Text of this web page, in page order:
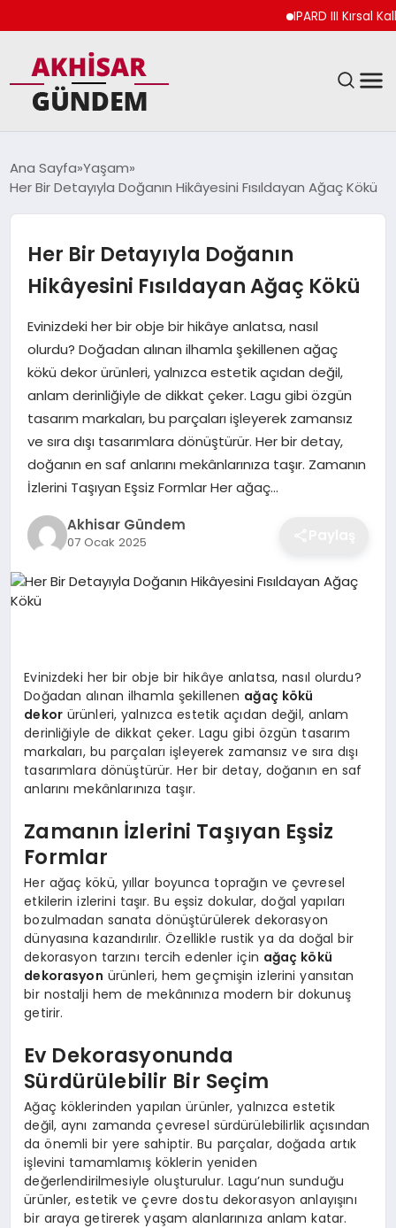
IPARD III Kırsal
EKONOMI
SPOR
TEKNOLOJI
YAŞAM
Ana Sayfa Yaşam
Her Bir Detayıyla Doğanın Hikâyesini Fısıldayan Ağaç Kökü
Her Bir Detayıyla Doğanın
Hikâyesini Fısıldayan Ağaç Kökü
Evinizdeki her bir obje bir hikâye anlatsa, nasıl
olurdu? Doğadan alınan ilhamla şekillenen ağaç
kökü dekor ürünleri, yalnızca estetik açıdan değil,
anlam derinliğiyle de dikkat çeker. Lagu gibi özgün
tasarım markaları, bu parçaları işleyerek zamansız
ve sıra dışı tasarımlara dönüştürür. Her bir detay,
doğanın en saf anlarını mekânlarınıza taşır. Zamanın
İzlerini Taşıyan Eşsiz Formlar Her ağaç…
Akhisar Gündem
07 Ocak 2025
Evinizdeki her bir obje bir hikâye anlatsa, nasıl olurdu?
Doğadan alınan ilhamla şekillenen ağaç kökü
dekorürünleri, yalnızca estetik açıdan değil, anlam
derinliğiyle de dikkat çeker. Lagu gibi özgün tasarım
markaları, bu parçaları işleyerek zamansız ve sıra dışı
tasarımlara dönüştürür. Her bir detay, doğanın en saf
anlarını mekânlarınıza taşır.
Zamanın İzlerini Taşıyan Eşsiz
Formlar
Her ağaç kökü, yıllar boyunca toprağın ve çevresel
etkilerin izlerini taşır. Bu eşsiz dokular, doğal yapıları
bozulmadan sanata dönüştürülerek dekorasyon
dünyasına kazandırılır. Özellikle rustik ya da doğal bir
dekorasyon tarzını tercih edenler için ağaç kökü
dekorasyon ürünleri, hem geçmişin izlerini yansıtan
bir nostalji hem de mekânınıza modern bir dokunuş
getirir.
Ev Dekorasyonunda
Sürdürülebilir Bir Seçim
Ağaç köklerinden yapılan ürünler, yalnızca estetik
değil, aynı zamanda çevresel sürdürülebilirlik açısından
da önemli bir yere sahiptir. Bu parçalar, doğada artık
işlevini tamamlamış köklerin yeniden
değerlendirilmesiyle oluşturulur. Lagu’nun sunduğu
ürünler, estetik ve çevre dostu dekorasyon anlayışını
bir araya getirerek yaşam alanlarınıza anlam katar.